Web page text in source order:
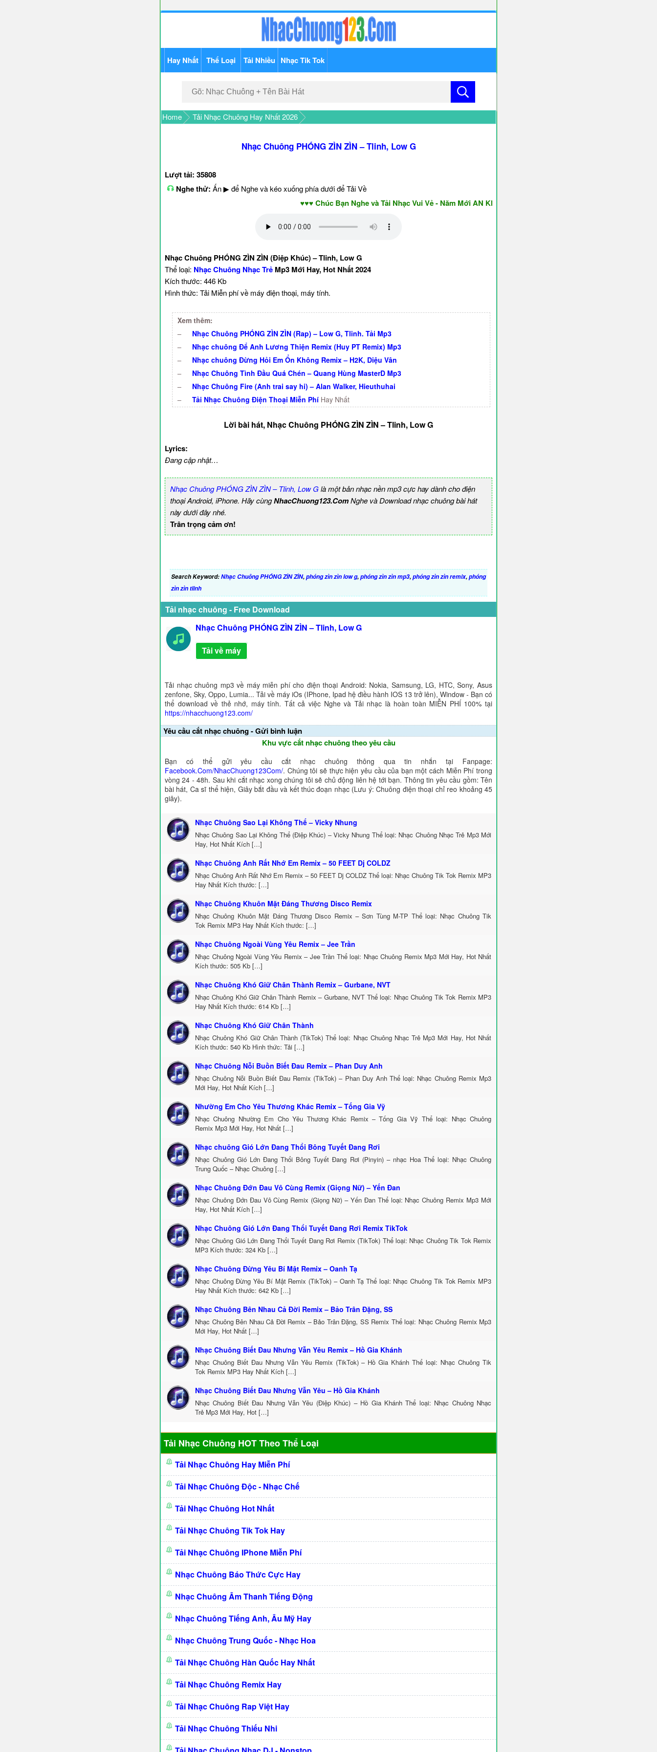
Hay Nhất Thể Loại Tải Nhiều Nhạc Tik Tok
Home Tải Nhạc Chuông Hay Nhất 2026
Nhạc Chuông PHÓNG ZÌN ZÌN – Tlinh, Low G
Lượt tải: 35808
Nghe thử: Ấn ▶ để Nghe và kéo xuống phía dưới để Tải Về
♥♥♥ Chúc Bạn Nghe và Tải Nhạc Vui Vẻ - Năm Mới AN KHANG & THỊNH VƯỢNG ♥♥♥
Nhạc Chuông PHÓNG ZÌN ZÌN (Điệp Khúc) – Tlinh, Low G
Thể loại: Nhạc Chuông Nhạc Trẻ Mp3 Mới Hay, Hot Nhất 2024
Kích thước: 446 Kb
Hình thức: Tải Miễn phí về máy điện thoại, máy tính.
Xem thêm:
–
Nhạc Chuông PHÓNG ZÌN ZÌN (Rap) – Low G, Tlinh. Tải Mp3
–
Nhạc chuông Để Anh Lương Thiện Remix (Huy PT Remix) Mp3
–
Nhạc chuông Đừng Hỏi Em Ổn Không Remix – H2K, Diệu Vân
–
Nhạc Chuông Tình Đầu Quá Chén – Quang Hùng MasterD Mp3
–
Nhạc Chuông Fire (Anh trai say hi) – Alan Walker, Hieuthuhai
–
Tải Nhạc Chuông Điện Thoại Miễn Phí Hay Nhất
Lời bài hát, Nhạc Chuông PHÓNG ZÌN ZÌN – Tlinh, Low G
Lyrics:
Đang cập nhật…
Nhạc Chuông PHÓNG ZÌN ZÌN – Tlinh, Low Glà một bản nhạc nền mp3 cực hay dành cho điện
thoại Android, iPhone. Hãy cùngNhacChuong123.ComNghe và Download nhạc chuông bài hát
này dưới đây nhé.
Trân trọng cảm ơn!
Search Keyword:Nhạc Chuông PHÓNG ZÌN ZÌN,phóng zìn zìn low g,phóng zìn zìn mp3,phóng zìn zìn remix,phóng
zìn zìn tlinh
Tải nhạc chuông - Free Download
Nhạc Chuông PHÓNG ZÌN ZÌN – Tlinh, Low G
Tải về máy
Tải nhạc chuông mp3 về máy miễn phí cho điện thoại Android: Nokia, Samsung, LG, HTC, Sony, Asus
zenfone, Sky, Oppo, Lumia... Tải về máy iOs (IPhone, Ipad hệ điều hành IOS 13 trở lên), Window - Bạn có
thể download về thẻ nhớ, máy tính. Tất cả việc Nghe và Tải nhạc là hoàn toàn MIỄN PHÍ 100% tại
https://nhacchuong123.com/
Yêu cầu cắt nhạc chuông - Gửi bình luận
Khu vực cắt nhạc chuông theo yêu cầu
Bạn có thể gửi yêu cầu cắt nhạc chuông thông qua tin nhắn tại Fanpage:
Facebook.Com/NhacChuong123Com/. Chúng tôi sẽ thực hiện yêu cầu của bạn một cách Miễn Phí trong
vòng 24 - 48h. Sau khi cắt nhạc xong chúng tôi sẽ chủ động liên hệ tới bạn. Thông tin yêu cầu gồm: Tên
bài hát, Ca sĩ thể hiện, Giây bắt đầu và kết thúc đoạn nhạc (Lưu ý: Chuông điện thoại chỉ reo khoảng 45
giây).
Nhạc Chuông Sao Lại Không Thể – Vicky Nhung
Nhạc Chuông Sao Lại Không Thể (Điệp Khúc) – Vicky Nhung Thể loại: Nhạc Chuông Nhạc Trẻ Mp3 Mới
Hay, Hot Nhất Kích […]
Nhạc Chuông Anh Rất Nhớ Em Remix – 50 FEET Dj COLDZ
Nhạc Chuông Anh Rất Nhớ Em Remix – 50 FEET Dj COLDZ Thể loại: Nhạc Chuông Tik Tok Remix MP3
Hay Nhất Kích thước: […]
Nhạc Chuông Khuôn Mặt Đáng Thương Disco Remix
Nhạc Chuông Khuôn Mặt Đáng Thương Disco Remix – Sơn Tùng M-TP Thể loại: Nhạc Chuông Tik
Tok Remix MP3 Hay Nhất Kích thước: […]
Nhạc Chuông Ngoài Vùng Yêu Remix – Jee Trần
Nhạc Chuông Ngoài Vùng Yêu Remix – Jee Trần Thể loại: Nhạc Chuông Remix Mp3 Mới Hay, Hot Nhất
Kích thước: 505 Kb […]
Nhạc Chuông Khó Giữ Chân Thành Remix – Gurbane, NVT
Nhạc Chuông Khó Giữ Chân Thành Remix – Gurbane, NVT Thể loại: Nhạc Chuông Tik Tok Remix MP3
Hay Nhất Kích thước: 614 Kb […]
Nhạc Chuông Khó Giữ Chân Thành
Nhạc Chuông Khó Giữ Chân Thành (TikTok) Thể loại: Nhạc Chuông Nhạc Trẻ Mp3 Mới Hay, Hot Nhất
Kích thước: 540 Kb Hình thức: Tải […]
Nhạc Chuông Nỗi Buồn Biết Đau Remix – Phan Duy Anh
Nhạc Chuông Nỗi Buồn Biết Đau Remix (TikTok) – Phan Duy Anh Thể loại: Nhạc Chuông Remix Mp3
Mới Hay, Hot Nhất Kích […]
Nhường Em Cho Yêu Thương Khác Remix – Tống Gia Vỹ
Nhạc Chuông Nhường Em Cho Yêu Thương Khác Remix – Tống Gia Vỹ Thể loại: Nhạc Chuông
Remix Mp3 Mới Hay, Hot Nhất […]
Nhạc chuông Gió Lớn Đang Thổi Bông Tuyết Đang Rơi
Nhạc Chuông Gió Lớn Đang Thổi Bông Tuyết Đang Rơi (Pinyin) – nhạc Hoa Thể loại: Nhạc Chuông
Trung Quốc – Nhạc Chuông […]
Nhạc Chuông Đớn Đau Vô Cùng Remix (Giọng Nữ) – Yến Đan
Nhạc Chuông Đớn Đau Vô Cùng Remix (Giọng Nữ) – Yến Đan Thể loại: Nhạc Chuông Remix Mp3 Mới
Hay, Hot Nhất Kích […]
Nhạc Chuông Gió Lớn Đang Thổi Tuyết Đang Rơi Remix TikTok
Nhạc Chuông Gió Lớn Đang Thổi Tuyết Đang Rơi Remix (TikTok) Thể loại: Nhạc Chuông Tik Tok Remix
MP3 Kích thước: 324 Kb […]
Nhạc Chuông Đừng Yêu Bí Mật Remix – Oanh Tạ
Nhạc Chuông Đừng Yêu Bí Mật Remix (TikTok) – Oanh Tạ Thể loại: Nhạc Chuông Tik Tok Remix MP3
Hay Nhất Kích thước: 642 Kb […]
Nhạc Chuông Bên Nhau Cả Đời Remix – Bảo Trân Đặng, SS
Nhạc Chuông Bên Nhau Cả Đời Remix – Bảo Trân Đặng, SS Remix Thể loại: Nhạc Chuông Remix Mp3
Mới Hay, Hot Nhất […]
Nhạc Chuông Biết Đau Nhưng Vẫn Yêu Remix – Hồ Gia Khánh
Nhạc Chuông Biết Đau Nhưng Vẫn Yêu Remix (TikTok) – Hồ Gia Khánh Thể loại: Nhạc Chuông Tik
Tok Remix MP3 Hay Nhất Kích […]
Nhạc Chuông Biết Đau Nhưng Vẫn Yêu – Hồ Gia Khánh
Nhạc Chuông Biết Đau Nhưng Vẫn Yêu (Điệp Khúc) – Hồ Gia Khánh Thể loại: Nhạc Chuông Nhạc
Trẻ Mp3 Mới Hay, Hot […]
Tải Nhạc Chuông HOT Theo Thể Loại
Tải Nhạc Chuông Hay Miễn Phí
Tải Nhạc Chuông Độc - Nhạc Chế
Tải Nhạc Chuông Hot Nhất
Tải Nhạc Chuông Tik Tok Hay
Tải Nhạc Chuông IPhone Miễn Phí
Nhạc Chuông Báo Thức Cực Hay
Nhạc Chuông Âm Thanh Tiếng Động
Nhạc Chuông Tiếng Anh, Âu Mỹ Hay
Nhạc Chuông Trung Quốc - Nhạc Hoa
Tải Nhạc Chuông Hàn Quốc Hay Nhất
Tải Nhạc Chuông Remix Hay
Tải Nhạc Chuông Rap Việt Hay
Tải Nhạc Chuông Thiếu Nhi